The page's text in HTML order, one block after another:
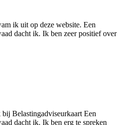
ik uit op deze website. Een
dacht ik. Ik ben zeer positief over
Belastingadviseurkaart Een
dacht ik. Ik ben erg te spreken